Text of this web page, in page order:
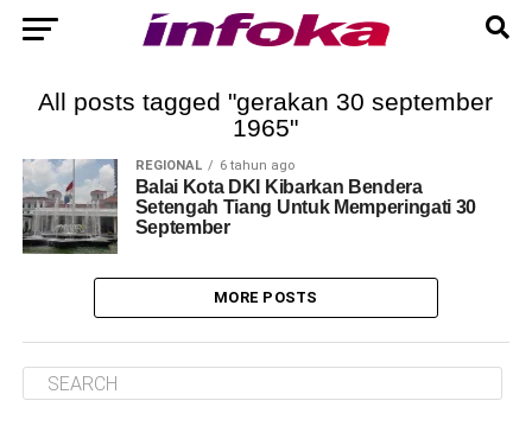
All posts tagged "gerakan 30 september
1965"
REGIONAL 6 tahun ago
Balai Kota DKI Kibarkan Bendera
Setengah Tiang Untuk Memperingati 30
September
MORE POSTS